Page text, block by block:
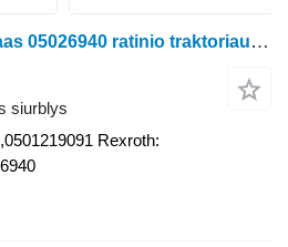
Hidraulinis siurblys Claas 05026940 ratinio traktoriaus Claas Xerion/Axion/CLAAS
siurblys
Rexroth: